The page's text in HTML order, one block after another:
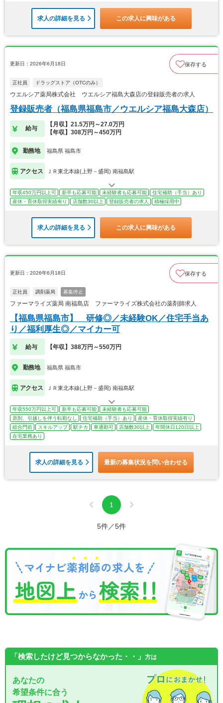
求人の詳細を見る この求人に興味がある
更新日：2026年6月18日 保存する
正社員 ドラッグストア（OTCのみ）
ウエルシア薬局株式会社 ウエルシア福島大森店の登録販売者の求人
登録販売者（福島県福島市／ウエルシア福島大森店）
給与
【月収】21.5万円～27.0万円
【年収】308万円～450万円
勤務地 福島県 福島市
アクセス ＪＲ東北本線(上野－盛岡) 南福島駅
年収450万円以上可 新卒も応募可能 未経験者も応募可能
住宅補助（手当）あり
産休・育休取得実績有り
店舗数30以上 登録販売者の求人 積極採用中
求人の詳細を見る この求人に興味がある
更新日：2026年6月18日 保存する
正社員 調剤薬局 募集停止
ファーマライズ薬局 南福島店 ファーマライズ株式会社の薬剤師求人
【福島県福島市】 研修◎／未経験OK／住宅手当あ
り／福利厚生◎／マイカー可
給与 【年収】388万円～550万円
勤務地 福島県 福島市
アクセス ＪＲ東北本線(上野－盛岡) 南福島駅
年収550万円以上可 新卒も応募可能
未経験者も応募可能
原則、引越しを伴う転勤なし
住宅補助（手当）あり
産休・育休取得実績有り
総合門前
スキルアップ 駅チカ 車通勤可 店舗数30以上
年間休日120日以上
在宅業務あり
求人の詳細を見る 最新の募集状況を問い合わせる
1
5件／5件
「検索したけど見つからなかった・・」 方は
あなたの
希望条件に合う